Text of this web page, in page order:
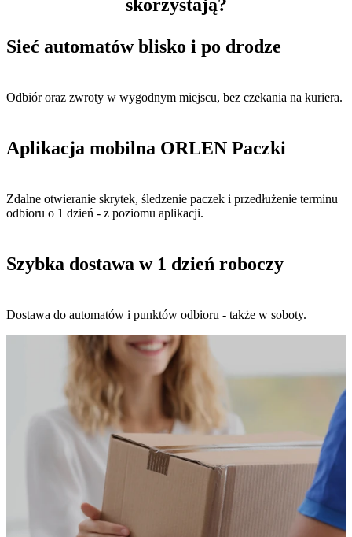
skorzystają?
Sieć automatów blisko i po drodze
Odbiór oraz zwroty w wygodnym miejscu, bez czekania na kuriera.
Aplikacja mobilna ORLEN Paczki
Zdalne otwieranie skrytek, śledzenie paczek i przedłużenie terminu
odbioru o 1 dzień - z poziomu aplikacji.
Szybka dostawa w 1 dzień roboczy
Dostawa do automatów i punktów odbioru - także w soboty.